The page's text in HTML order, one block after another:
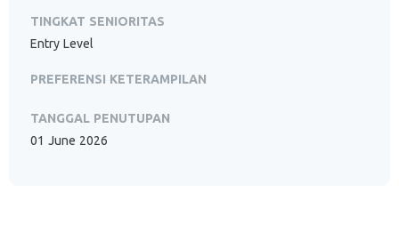
TINGKAT SENIORITAS
Entry Level
PREFERENSI KETERAMPILAN
TANGGAL PENUTUPAN
01 June 2026